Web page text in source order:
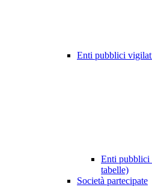
Enti pubblici
Enti pubblici
tabelle)
Società partecipate